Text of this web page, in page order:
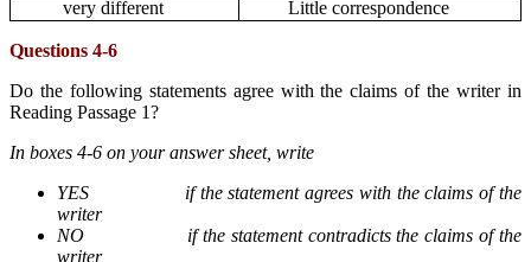
very different
Little correspondence
Questions 4-6
Do the following statements agree with the claims of the writer in
Reading Passage 1?
In boxes 4-6 on your answer sheet, write
YES
if the statement agrees with the claims of the
writer
NO
if the statement contradicts the claims of the
writer